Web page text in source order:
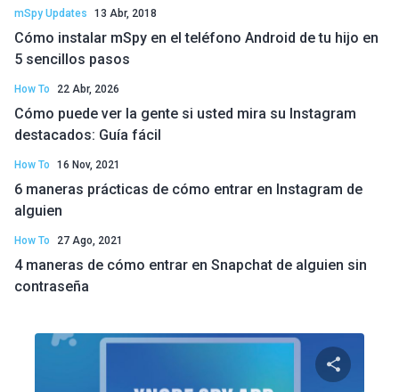
mSpy Updates 13 Abr, 2018
Cómo instalar mSpy en el teléfono Android de tu hijo en
5 sencillos pasos
How To 22 Abr, 2026
Cómo puede ver la gente si usted mira su Instagram
destacados: Guía fácil
How To 16 Nov, 2021
6 maneras prácticas de cómo entrar en Instagram de
alguien
How To 27 Ago, 2021
4 maneras de cómo entrar en Snapchat de alguien sin
contraseña